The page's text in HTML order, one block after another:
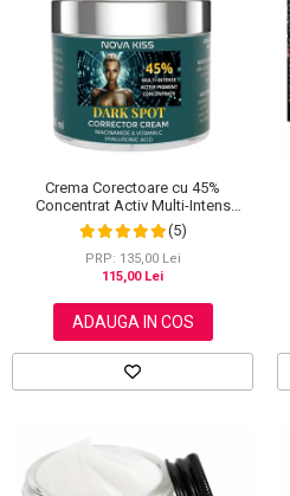
Crema Corectoare cu 45%
Concentrat Activ Multi-Intens
pentru Pete Pigmentare cu
Niacinamide, Vitamina C si Acid
Hialuronic, NOVA KISS® Dark Spot,
50 ml
(5)
PRP: 135,00 Lei
115,00 Lei
ADAUGA IN COS